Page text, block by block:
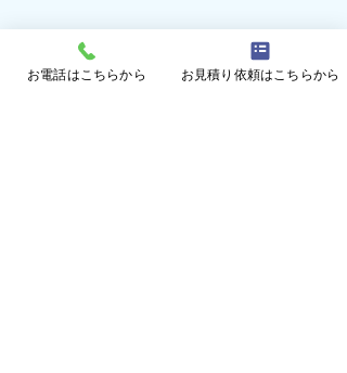
お電話はこちらから お見積り依頼はこちらから